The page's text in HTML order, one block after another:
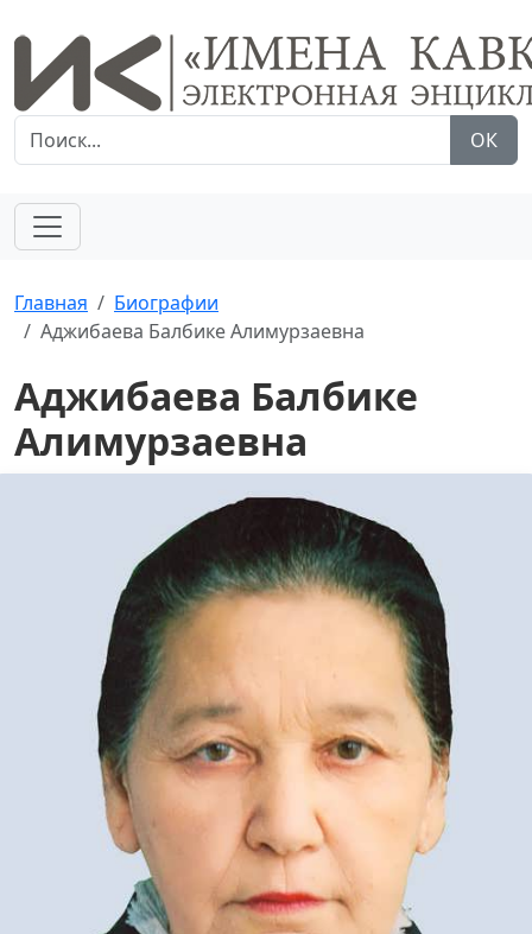
ОК
Главная
Биографии
Аджибаева Балбике Алимурзаевна
Аджибаева Балбике
Алимурзаевна